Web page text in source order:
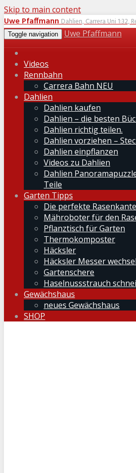
Skip to main content
Uwe PfaffmannDahlien, Carrera Uni 1:32,
Toggle navigation Uwe Pfaffmann
Videos
Rennbahn
Carrera Bahn NEU
Dahlien
Dahlien kaufen
Dahlien – die besten
Dahlien richtig teilen.
Dahlien vorziehen –
Dahlien einpflanzen
Videos zu Dahlien
Dahlien
Teile
Garten Tipps
Die perfekte Rasenkante
Mähroboter für den
Pflanztisch für Garten
Thermokomposter
Häcksler
Häcksler Messer
Gartenschere
Haselnussstrauch
Gewächshaus
neues Gewächshaus
SHOP